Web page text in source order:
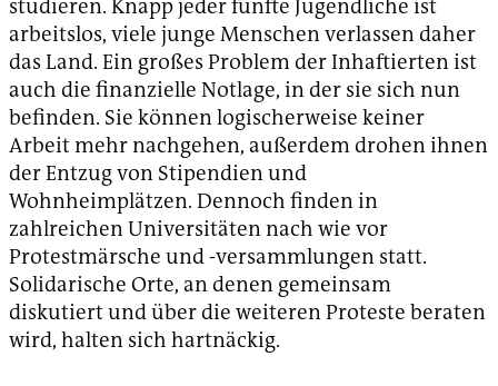
studieren. Knapp jeder fünfte Jugendliche ist
arbeitslos, viele junge Menschen verlassen daher
das Land. Ein großes Problem der Inhaftierten ist
auch die finanzielle Notlage, in der sie sich nun
befinden. Sie können logischerweise keiner
Arbeit mehr nachgehen, außerdem drohen ihnen
der Entzug von Stipendien und
Wohnheimplätzen. Dennoch finden in
zahlreichen Universitäten nach wie vor
Protestmärsche und -versammlungen statt.
Solidarische Orte, an denen gemeinsam
diskutiert und über die weiteren Proteste beraten
wird, halten sich hartnäckig.